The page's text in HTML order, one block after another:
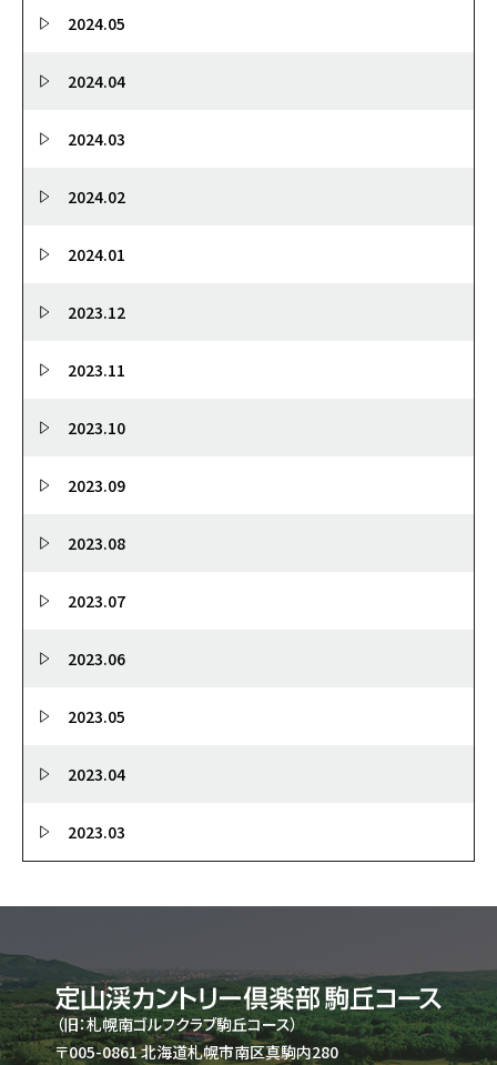
2024.05
2024.04
2024.03
2024.02
2024.01
2023.12
2023.11
2023.10
2023.09
2023.08
2023.07
2023.06
2023.05
2023.04
2023.03
（旧：札幌南ゴルフクラブ駒丘コース）
〒005-0861 北海道札幌市南区真駒内280